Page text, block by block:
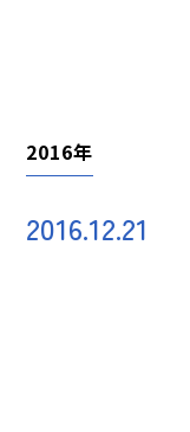
2016年
2016.12.21